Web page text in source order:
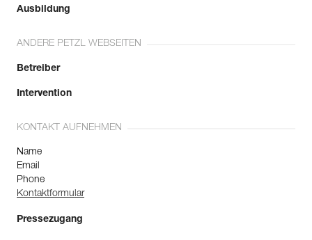
Ausbildung
ANDERE PETZL WEBSEITEN
Betreiber
Intervention
KONTAKT AUFNEHMEN
Name
Email
Phone
Kontaktformular
Pressezugang